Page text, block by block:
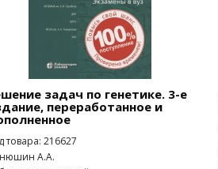
задач по генетике. 3-е
переработанное и
товара: 216627
А.А.